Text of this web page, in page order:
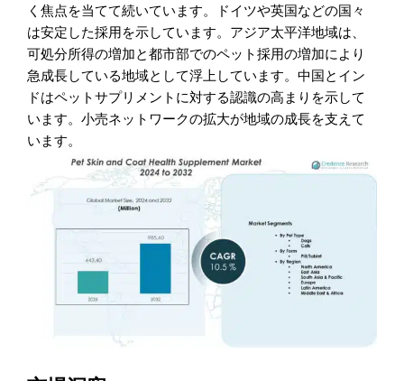
く焦点を当てて続いています。ドイツや英国などの国々
は安定した採用を示しています。アジア太平洋地域は、
可処分所得の増加と都市部でのペット採用の増加により
急成長している地域として浮上しています。中国とイン
ドはペットサプリメントに対する認識の高まりを示して
います。小売ネットワークの拡大が地域の成長を支えて
います。